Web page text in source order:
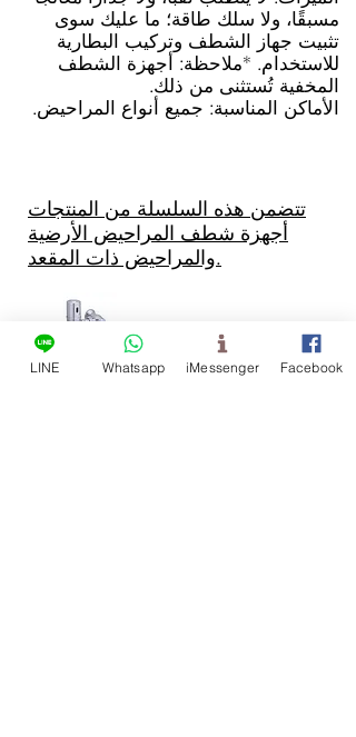
مسبقًا، ولا سلك طاقة؛ ما عليك سوى
تثبيت جهاز الشطف وتركيب البطارية
للاستخدام. *ملاحظة: أجهزة الشطف
المخفية تُستثنى من ذلك.
الأماكن المناسبة: جميع أنواع المراحيض.
تتضمن هذه السلسلة من المنتجات
أجهزة شطف المراحيض الأرضية
والمراحيض ذات المقعد.
LINE Whatsapp iMessenger Facebook